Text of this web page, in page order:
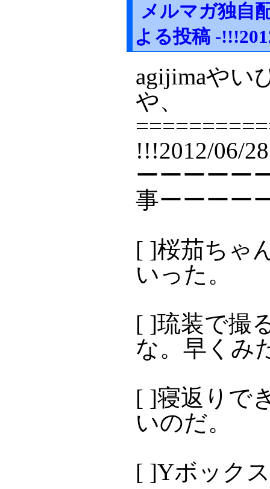
メルマガ独自
よる投稿 -
agijimaやい
や、
!!!2012/06/
ーーーーー
事ーーーー
[ ]桜茄ちゃ
いった。
[ ]琉装で撮
な。早くみ
[ ]寝返りで
いのだ。
[ ]Yボック